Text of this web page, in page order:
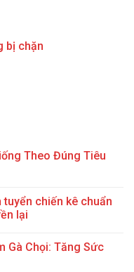
bị chặn
Theo Đúng Tiêu
tuyển chiến kê chuẩn
lại
Gà Chọi: Tăng Sức